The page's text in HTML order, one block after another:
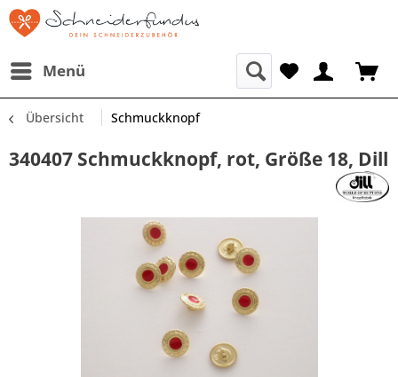
Menü
Übersicht Schmuckknopf
340407 Schmuckknopf, rot, Größe 18, Dill